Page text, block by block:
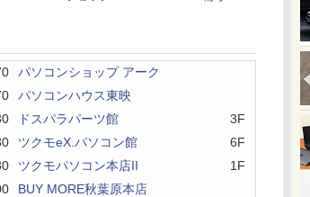
パソコンショップ アーク
パソコンハウス東映
ドスパラパーツ館
3F
ツクモeX.パソコン館
6F
ツクモパソコン本店II
1F
BUY MORE秋葉原本店